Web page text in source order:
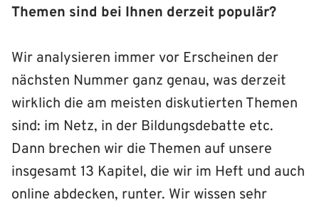
Themen sind bei Ihnen derzeit populär?
Wir analysieren immer vor Erscheinen der
nächsten Nummer ganz genau, was derzeit
wirklich die am meisten diskutierten Themen
sind: im Netz, in der Bildungsdebatte etc.
Dann brechen wir die Themen auf unsere
insgesamt 13 Kapitel, die wir im Heft und auch
online abdecken, runter. Wir wissen sehr